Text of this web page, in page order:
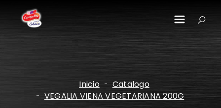
Inicio
Catalogo
VEGALIA VIENA VEGETARIANA 200G